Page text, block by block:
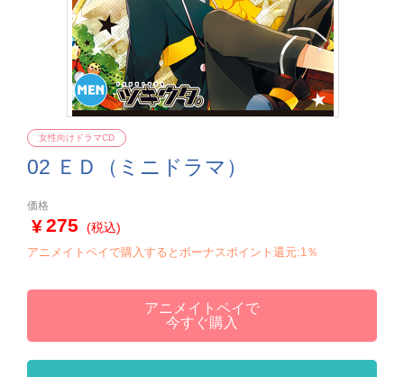
02 ＥＤ（ミニドラマ）
女性向けドラマCD
価格
275 (税込)
アニメイトペイで購入するとボーナスポイント還元:1％
アニメイトペイで
今すぐ購入